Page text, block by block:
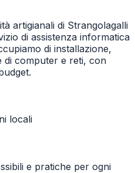
artigianali di Strangolagalli
di assistenza informatica
di installazione,
di computer e reti, con
locali
e pratiche per ogni